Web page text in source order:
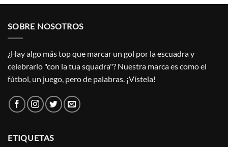
SOBRE NOSOTROS
¿Hay algo más top que marcar un gol por la escuadra y
celebrarlo "con la tua squadra"? Nuestra marca es como el
fútbol, un juego, pero de palabras. ¡Vístela!
ETIQUETAS